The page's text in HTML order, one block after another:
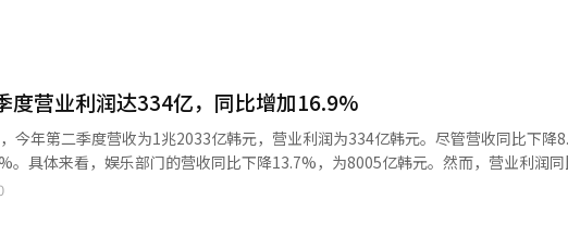
度营业利润达334亿，同比增加16.9%
今年第二季度营收为1兆2033亿韩元，营业利润为334亿韩元。尽管营收同比下降
。具体来看，娱乐部门的营收同比下降13.7%，为8005亿韩元。然而，营业利润
，成功改善了盈利能力。电商部门的营收同比增长4.4%，为4028亿韩元，营业利